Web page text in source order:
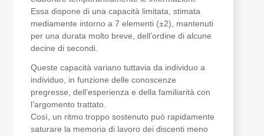
Essa dispone di una capacità limitata, stimata
mediamente intorno a 7 elementi (±2), mantenuti
per una durata molto breve, dell’ordine di alcune
decine di secondi.
Queste capacità variano tuttavia da individuo a
individuo, in funzione delle conoscenze
pregresse, dell’esperienza e della familiarità con
l’argomento trattato.
Così, un ritmo troppo sostenuto può rapidamente
saturare la memoria di lavoro dei discenti meno